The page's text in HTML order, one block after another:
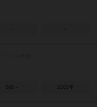
8歳～ 1000年